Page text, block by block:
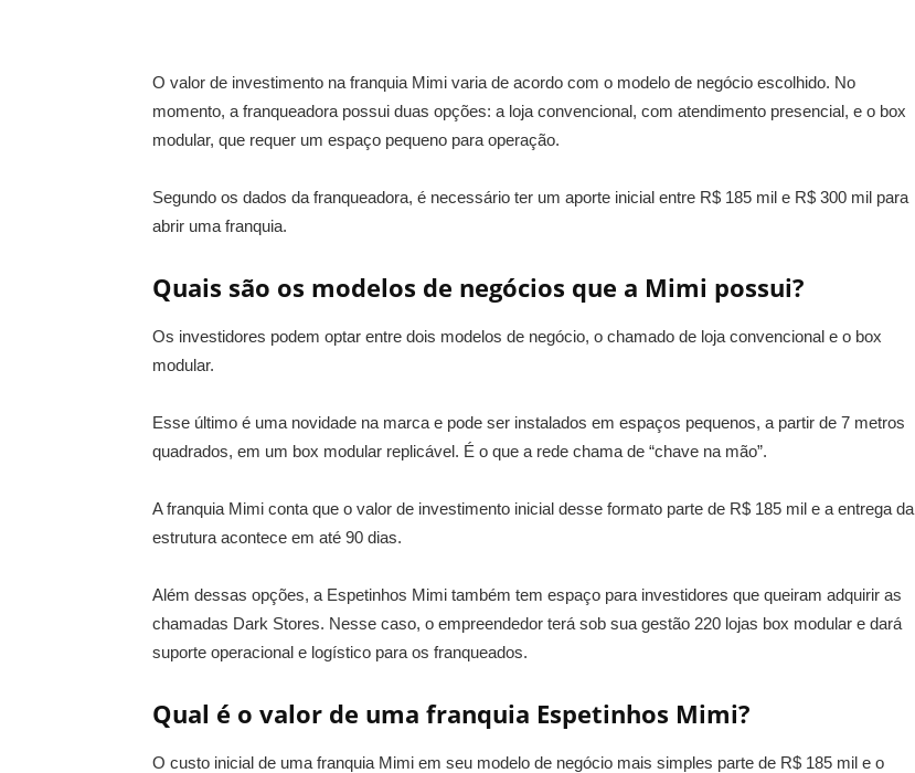
O valor de investimento na franquia Mimi varia de acordo com o modelo de negócio escolhido. No
momento, a franqueadora possui duas opções: a loja convencional, com atendimento presencial, e o box
modular, que requer um espaço pequeno para operação.
Segundo os dados da franqueadora, é necessário ter um aporte inicial entre R$ 185 mil e R$ 300 mil para
abrir uma franquia.
Quais são os modelos de negócios que a Mimi possui?
Os investidores podem optar entre dois modelos de negócio, o chamado de loja convencional e o box
modular.
Esse último é uma novidade na marca e pode ser instalados em espaços pequenos, a partir de 7 metros
quadrados, em um box modular replicável. É o que a rede chama de “chave na mão”.
A franquia Mimi conta que o valor de investimento inicial desse formato parte de R$ 185 mil e a entrega da
estrutura acontece em até 90 dias.
Além dessas opções, a Espetinhos Mimi também tem espaço para investidores que queiram adquirir as
chamadas Dark Stores. Nesse caso, o empreendedor terá sob sua gestão 220 lojas box modular e dará
suporte operacional e logístico para os franqueados.
Qual é o valor de uma franquia Espetinhos Mimi?
O custo inicial de uma franquia Mimi em seu modelo de negócio mais simples parte de R$ 185 mil e o